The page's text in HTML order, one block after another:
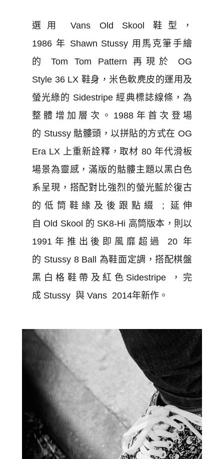
選用 Vans Old Skool 鞋型，
1986 年 Shawn Stussy 用馬克筆手繪
的 Tom Tom Pattern 再現於 OG
Style 36 LX 鞋身，米色軟麂皮的運用及
螢光綠的 Sidestripe 經典標誌線條，為
整體增加層次。1988年首次登場
的 Stussy 骷髏頭，以拼貼的方式在 OG
Era LX 上重新詮釋，取材 80 年代滑板
場景為靈感，滿版的骷髏主題以黑白色
系呈現，搭配對比強烈的螢光藍於復古
的低筒鞋緣及後跟點綴 ; 延伸
自 Old Skool 的 SK8-Hi 高筒版本，則以
1991年推出後即風靡超過 20 年
的 Stussy 8 Ball 為鞋面定調，搭配棋盤
黑白格鞋帶及紅色Sidestripe ，完
成 Stussy 與 Vans 2014年新作。